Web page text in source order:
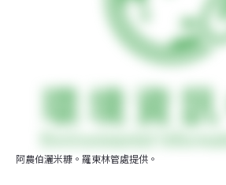
阿農伯灑米糠。羅東林管處提供。